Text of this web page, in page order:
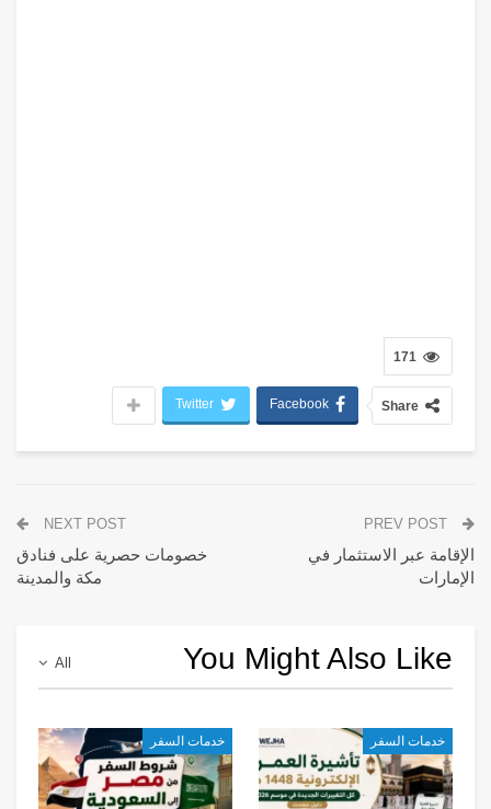
171
Share
Facebook
Twitter
الإقامة عبر الاستثمار في
الإمارات
NEXT POST
خصومات حصرية على فنادق
مكة والمدينة
All You Might Also Like
خدمات السفر خدمات السفر